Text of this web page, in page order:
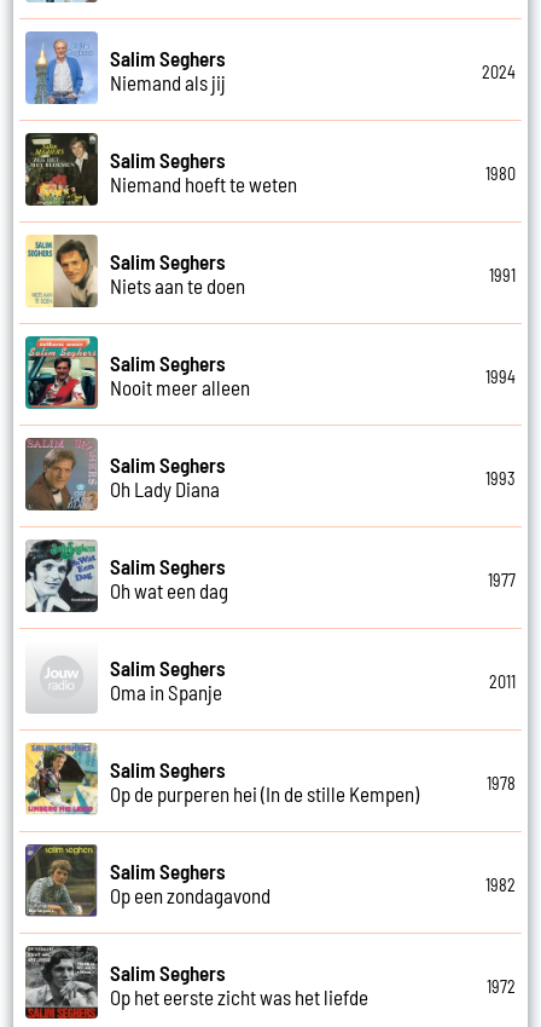
Salim Seghers
Niemand als jij
2024
Salim Seghers
Niemand hoeft te weten
1980
Salim Seghers
Niets aan te doen
1991
Salim Seghers
Nooit meer alleen
1994
Salim Seghers
Oh Lady Diana
1993
Salim Seghers
Oh wat een dag
1977
Salim Seghers
Oma in Spanje
2011
Salim Seghers
Op de purperen hei (In de stille Kempen)
1978
Salim Seghers
Op een zondagavond
1982
Salim Seghers
Op het eerste zicht was het liefde
1972